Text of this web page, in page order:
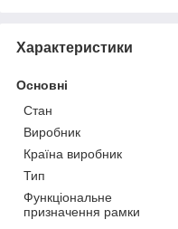
Характеристики
Основні
Стан
Виробник
Країна виробник
Тип
Функціональне
призначення рамки